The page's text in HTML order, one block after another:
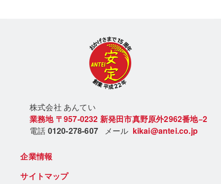
株式会社 あんてい
業務地 〒957-0232 新発田市真野原外2962番地−2
電話 0120-278-607 メール kikai@antei.co.jp
企業情報
サイトマップ